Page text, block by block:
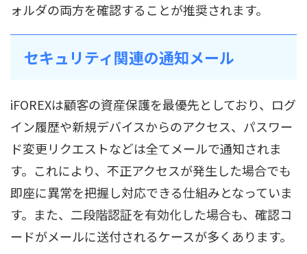
ォルダの両方を確認することが推奨されます。
セキュリティ関連の通知メール
iFOREXは顧客の資産保護を最優先としており、ログ
イン履歴や新規デバイスからのアクセス、パスワー
ド変更リクエストなどは全てメールで通知されま
す。これにより、不正アクセスが発生した場合でも
即座に異常を把握し対応できる仕組みとなっていま
す。また、二段階認証を有効化した場合も、確認コ
ードがメールに送付されるケースが多くあります。